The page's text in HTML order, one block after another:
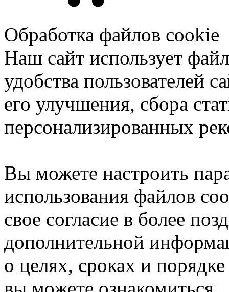
Обработка файлов cookie
Наш сайт использует
удобства пользователей
его улучшения, сбора
персонализированных
Вы можете настроить
использования файлов
свое согласие в более
дополнительной
о целях, сроках и